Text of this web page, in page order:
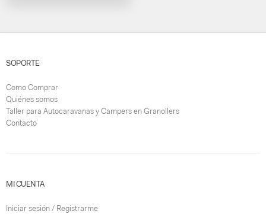
SOPORTE
Como Comprar
Quiénes somos
Taller para Autocaravanas y Campers en Granollers
Contacto
MI CUENTA
Iniciar sesión / Registrarme